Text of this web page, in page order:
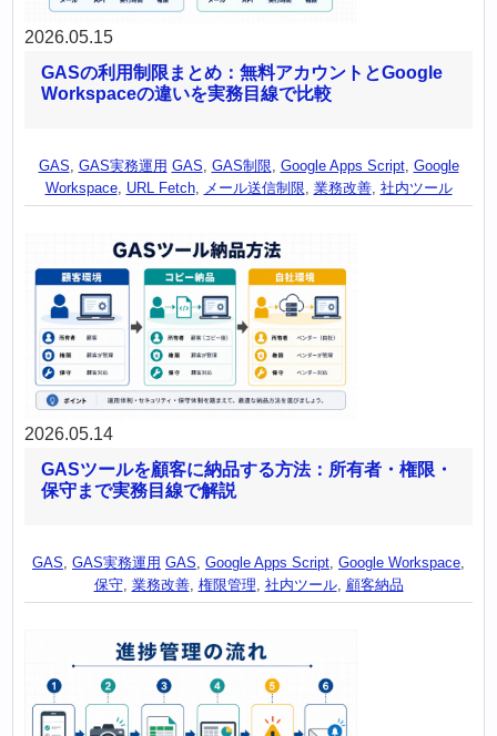
2026.05.15
GASの利用制限まとめ：無料アカウントとGoogle
Workspaceの違いを実務目線で比較
GAS GAS実務運用 GAS GAS制限 Google Apps Script, Google
Workspace, URL Fetch, メール送信制限 業務改善, 社内ツール
2026.05.14
GASツールを顧客に納品する方法：所有者・権限・
保守まで実務目線で解説
GAS GAS実務運用 GAS Google Apps Script Google Workspace
保守, 業務改善, 権限管理 社内ツール, 顧客納品